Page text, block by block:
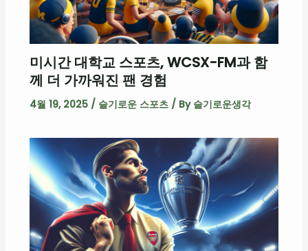
미시간 대학교 스포츠, WCSX-FM과 함
께 더 가까워진 팬 경험
4월 19, 2025 / 슬기로운 스포츠/ By 슬기로운생각